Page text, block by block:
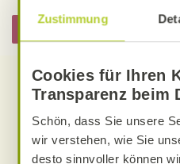
Zustimmung
Cookies für Ihren
Transparenz beim
Schön, dass Sie unsere
wir verstehen, wie Sie
desto sinnvoller können
Hier informieren
Entdecken Sie